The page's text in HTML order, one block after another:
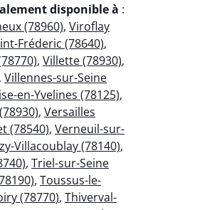
disponible à :
(78960), Viroflay
Fréderic (78640),
, Villette (78930),
, Villennes-sur-Seine
en-Yvelines (78125),
, Versailles
(78540), Verneuil-sur-
Villacoublay (78140),
, Triel-sur-Seine
, Toussus-le-
(78770), Thiverval-